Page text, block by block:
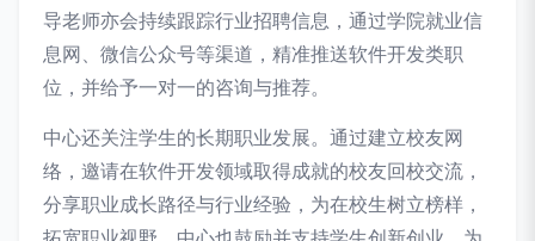
导老师亦会持续跟踪行业招聘信息，通过学院就业信
息网、微信公众号等渠道，精准推送软件开发类职
位，并给予一对一的咨询与推荐。
中心还关注学生的长期职业发展。通过建立校友网
络，邀请在软件开发领域取得成就的校友回校交流，
分享职业成长路径与行业经验，为在校生树立榜样，